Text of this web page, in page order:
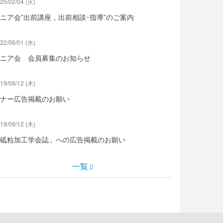
ア会”出前講座，出前相談･指導”のご案内
06/01 (水)
ア会 会員募集のお知らせ
09/12 (木)
ー広告掲載のお願い
09/12 (木)
砥粒加工学会誌」への広告掲載のお願い
一覧